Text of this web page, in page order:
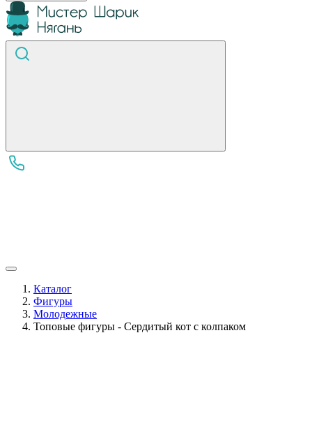
Каталог
Фигуры
Молодежные
Топовые фигуры - Сердитый кот с колпаком